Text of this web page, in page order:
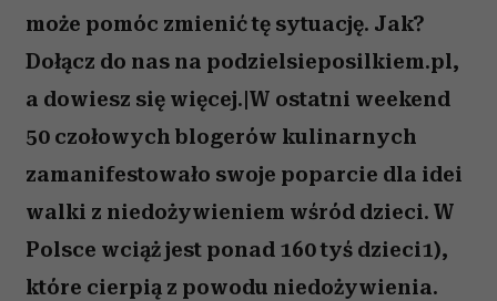
może pomóc zmienić tę sytuację. Jak?
Dołącz do nas na podzielsieposilkiem.pl,
a dowiesz się więcej.|W ostatni weekend
50 czołowych blogerów kulinarnych
zamanifestowało swoje poparcie dla idei
walki z niedożywieniem wśród dzieci. W
Polsce wciąż jest ponad 160 tyś dzieci1),
które cierpią z powodu niedożywienia.